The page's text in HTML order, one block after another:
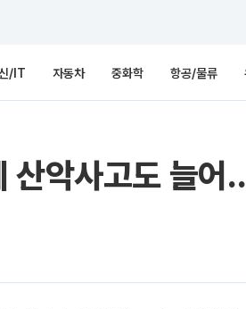
/IT 자동차 중화학 항공/물류
산악사고도 늘